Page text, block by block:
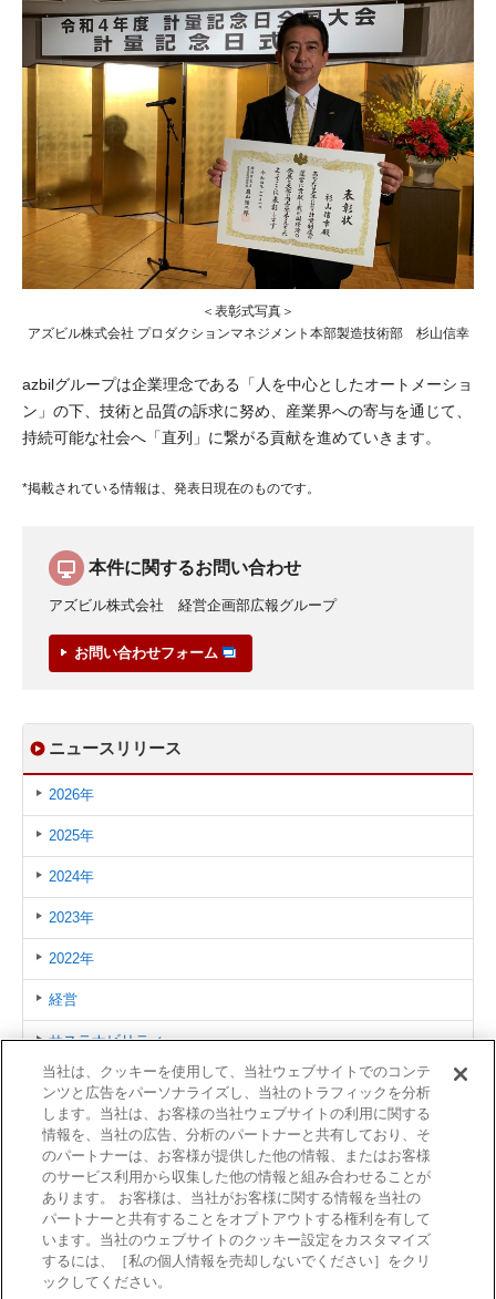
＜表彰式写真＞
アズビル株式会社 プロダクションマネジメント本部製造技術部 杉山信幸
azbilグループは企業理念である「人を中心としたオートメーショ
ン」の下、技術と品質の訴求に努め、産業界への寄与を通じて、
持続可能な社会へ「直列」に繋がる貢献を進めていきます。
*掲載されている情報は、発表日現在のものです。
本件に関するお問い合わせ
アズビル株式会社 経営企画部広報グループ
お問い合わせフォーム
ニュースリリース
2026年
2025年
2024年
2023年
2022年
経営
サステナビリティ
人事・機構改革
海外
製品/サービス
イベント/その他
当社は、クッキーを使用して、当社ウェブサイトでのコンテ
ンツと広告をパーソナライズし、当社のトラフィックを分析
します。当社は、お客様の当社ウェブサイトの利用に関する
情報を、当社の広告、分析のパートナーと共有しており、そ
のパートナーは、お客様が提供した他の情報、またはお客様
のサービス利用から収集した他の情報と組み合わせることが
あります。 お客様は、当社がお客様に関する情報を当社の
パートナーと共有することをオプトアウトする権利を有して
います。当社のウェブサイトのクッキー設定をカスタマイズ
するには、［私の個人情報を売却しないでください］をクリ
ックしてください。